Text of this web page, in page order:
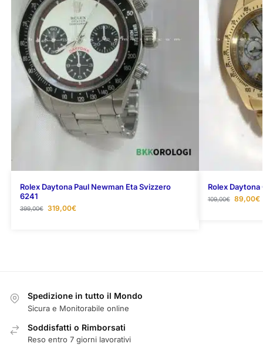
Rolex Daytona Paul Newman Eta Svizzero
6241
399,00€ 319,00€
Rolex Daytona
109,00€ 89,00€
Spedizione in tutto il Mondo
Sicura e Monitorabile online
Soddisfatti o Rimborsati
Reso entro 7 giorni lavorativi